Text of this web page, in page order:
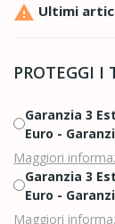
 Ultimi
PROTEGGI I
Garanzia 3
Euro -
Maggiori
Garanzia 3
Euro -
Maggiori